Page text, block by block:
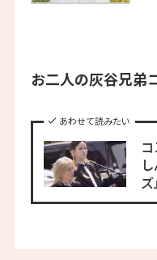
お二人の灰谷兄弟
あわせて読みたい